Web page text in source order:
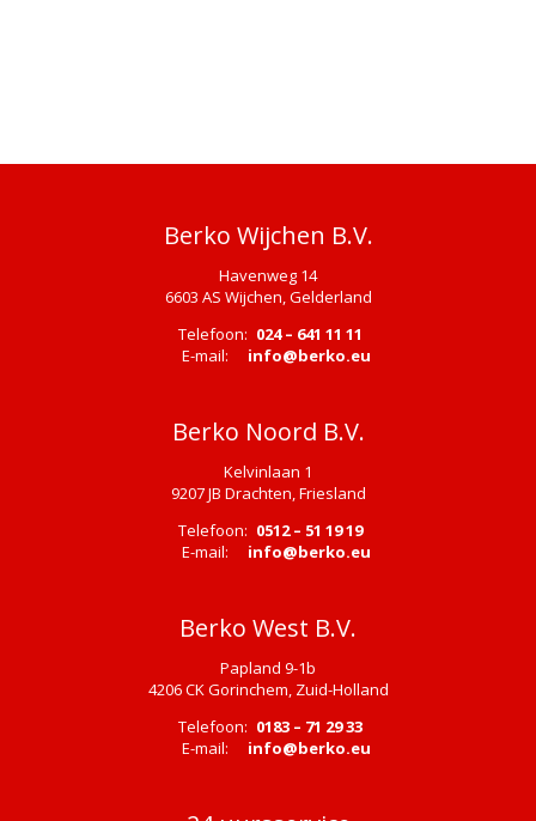
Berko Wijchen B.V.
Havenweg 14
6603 AS Wijchen, Gelderland
Telefoon: 024 – 641 11 11
E-mail:
info@berko.eu
Berko Noord B.V.
Kelvinlaan 1
9207 JB Drachten, Friesland
Telefoon: 0512 – 51 19 19
E-mail:
info@berko.eu
Berko West B.V.
Papland 9-1b
4206 CK Gorinchem, Zuid-Holland
Telefoon: 0183 – 71 29 33
E-mail:
info@berko.eu